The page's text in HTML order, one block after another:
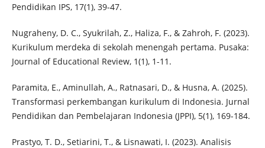
Pendidikan IPS, 17(1), 39-47.
Nugraheny, D. C., Syukrilah, Z., Haliza, F., & Zahroh, F. (2023).
Kurikulum merdeka di sekolah menengah pertama. Pusaka:
Journal of Educational Review, 1(1), 1-11.
Paramita, E., Aminullah, A., Ratnasari, D., & Husna, A. (2025).
Transformasi perkembangan kurikulum di Indonesia. Jurnal
Pendidikan dan Pembelajaran Indonesia (JPPI), 5(1), 169-184.
Prastyo, T. D., Setiarini, T., & Lisnawati, I. (2023). Analisis